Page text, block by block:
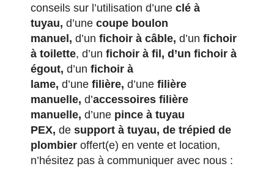
conseils sur l’utilisation d’une clé à
tuyau, d’une coupe boulon
manuel, d’un fichoir à câble, d’un fichoir
à toilette, d’un fichoir à fil, d’un fichoir à
égout, d’un fichoir à
lame, d’une filière, d’une filière
manuelle, d’accessoires filière
manuelle, d’une pince à tuyau
PEX, de support à tuyau, de trépied de
plombier offert(e) en vente et location,
n’hésitez pas à communiquer avec nous :